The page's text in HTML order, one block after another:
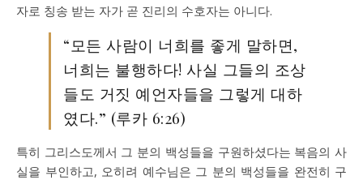
자로 칭송 받는 자가 곧 진리의 수호자는 아니다.
“모든 사람이 너희를 좋게 말하면,
너희는 불행하다! 사실 그들의 조상
들도 거짓 예언자들을 그렇게 대하
였다.” (루카 6:26)
특히 그리스도께서 그 분의 백성들을 구원하셨다는 복음의 사
실을 부인하고, 오히려 예수님은 그 분의 백성들을 완전히 구